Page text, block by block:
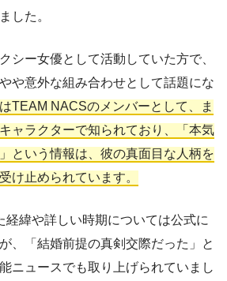
した。
シー女優として活動していた方で、
や意外な組み合わせとして話題にな
TEAM NACSのメンバーとして、ま
ャラクターで知られており、「本気
という情報は、彼の真面目な人柄を
け止められています。
経緯や詳しい時期については公式に
、「結婚前提の真剣交際だった」と
ニュースでも取り上げられていまし